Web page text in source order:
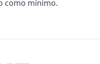
como mínimo.